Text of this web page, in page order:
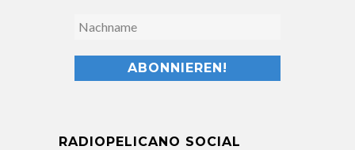
RADIOPELICANO SOCIAL